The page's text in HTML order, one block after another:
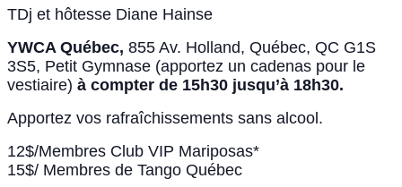
TDj et hôtesse Diane Hainse
YWCA Québec, 855 Av. Holland, Québec, QC G1S
3S5, Petit Gymnase (apportez un cadenas pour le
vestiaire) à compter de 15h30 jusqu’à 18h30.
Apportez vos rafraîchissements sans alcool.
12$/Membres Club VIP Mariposas*
15$/ Membres de Tango Québec